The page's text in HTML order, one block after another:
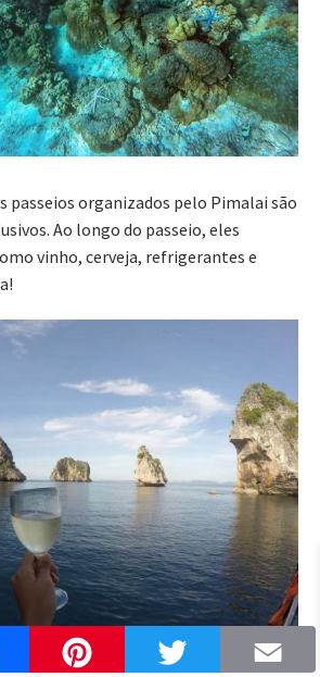
passeios organizados pelo Pimalai são
Ao longo do passeio, eles
vinho, cerveja, refrigerantes e
Facebook